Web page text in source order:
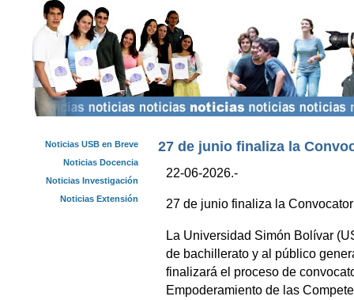
27 de junio finaliza la
22-06-2026.-
27 de junio finaliza la
La Universidad Simón Bolívar
de bachillerato y al público
finalizará el proceso de
Empoderamiento de las
Noticias USB en Breve
Noticias Docencia
Noticias Investigación
Noticias Extensión